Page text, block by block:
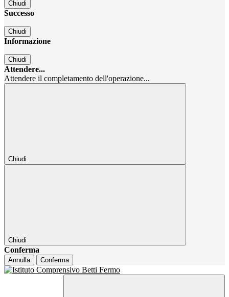
Chiudi
Successo
Chiudi
Informazione
Chiudi
Attendere...
Attendere il completamento dell'operazione...
Chiudi
Chiudi
Conferma
Annulla Conferma